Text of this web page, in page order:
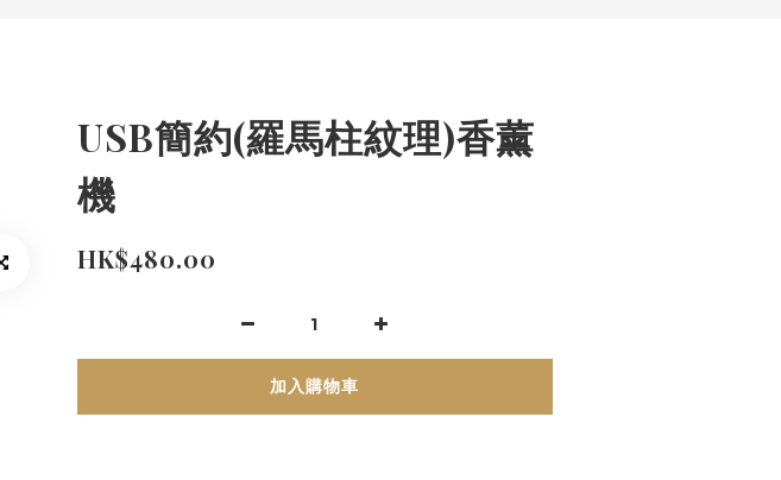
USB簡約(羅馬柱紋理)香薰
機
HK$480.00
加入購物車